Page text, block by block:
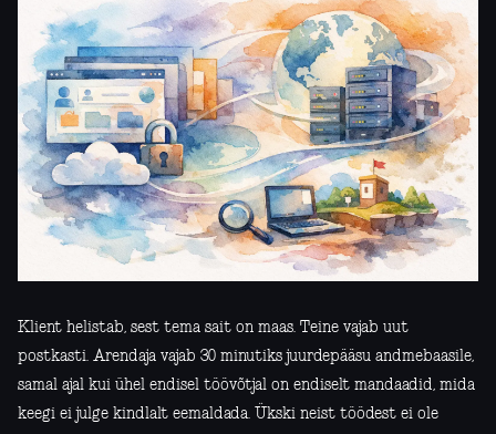
Klient helistab, sest tema sait on maas. Teine vajab uut
postkasti. Arendaja vajab 30 minutiks juurdepääsu andmebaasile,
samal ajal kui ühel endisel töövõtjal on endiselt mandaadid, mida
keegi ei julge kindlalt eemaldada. Ükski neist töödest ei ole